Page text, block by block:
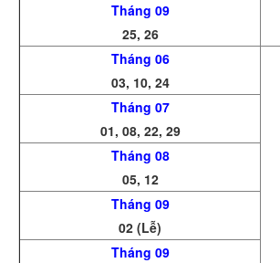
Tháng 09
25, 26
Tháng 06
03, 10, 24
Tháng 07
01, 08, 22, 29
Tháng 08
05, 12
Tháng 09
02 (Lễ)
Tháng 09